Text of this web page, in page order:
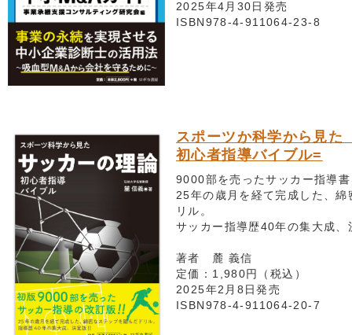
2025年4月30日発売
ISBN978-4-911064-23-8
スポーツか科学から見
初心者指導バイブル=
9000部を売ったサッカー指導
25年の歳月を経て完成した、
リル。
サッカー指導歴40年の集大成、
著者 麓 義信
定価：1,980円（税込）
2025年2月8日発売
ISBN978-4-911064-20-7